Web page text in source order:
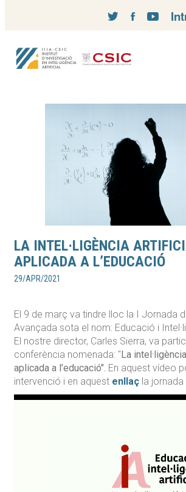
LA INTEL·LIGÈNCIA
APLICADA A L’EDUCACIÓ
29/APR/2021
El 9 de març va tindre lloc la I Jornada
Avançada sota el nom: Educació i
El nostre director, Carles Sierra, va
conferència nomenada: "La
aplicada a l’educació". En aquest vídeo
intervenció i en aquest enllaç la